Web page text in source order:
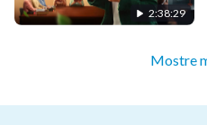
Alguns dos conteúdos
2:38:29
Mostre